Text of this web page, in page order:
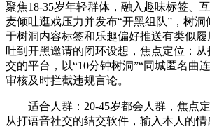
聚焦18-35岁年轻群体，融入趣味标签、
麦倾吐逛戏压力并发布“开黑组队”，树
于树洞内容标签和乐趣偏好推送有类似
吐到开黑邀请的闭环设想，焦点定位：
交的平台，以“10分钟树洞”“同城匿名曲
审核及时拦截违规言论。
适合人群：20-45岁都会人群，焦点
从打语音社交的结交软件，输入本人的情